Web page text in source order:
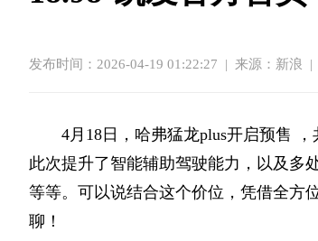
发布时间：2026-04-19 01:22:27 | 来源：新浪 |
4月18日，哈弗猛龙plus开启预售
此次提升了智能辅助驾驶能力，以及多
等等。可以说结合这个价位，凭借全方
聊！